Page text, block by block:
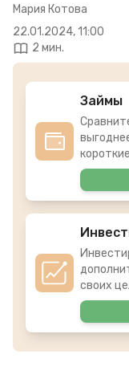
Мария Котова
22.01.2024, 11:00
2 мин.
Займы
своих